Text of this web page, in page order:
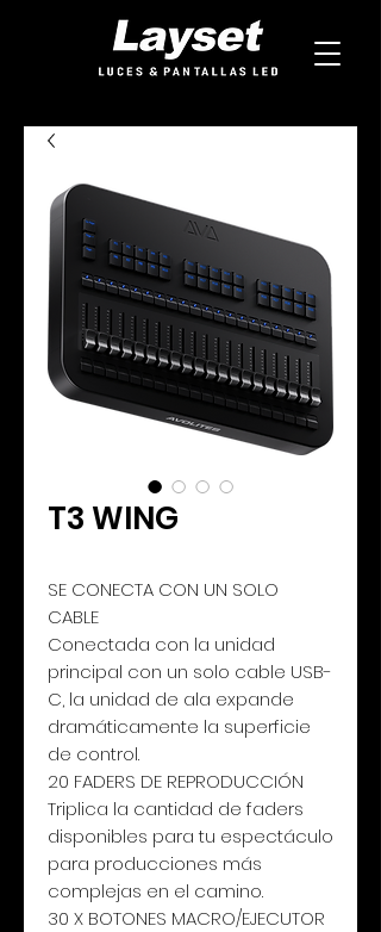
T3 WING
SE CONECTA CON UN SOLO
CABLE
Conectada con la unidad
principal con un solo cable USB-
C, la unidad de ala expande
dramáticamente la superficie
de control.
20 FADERS DE REPRODUCCIÓN
Triplica la cantidad de faders
disponibles para tu espectáculo
para producciones más
complejas en el camino.
30 X BOTONES MACRO/EJECUTOR